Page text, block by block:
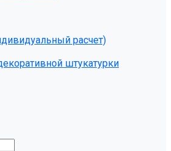
расчет)
штукатурки